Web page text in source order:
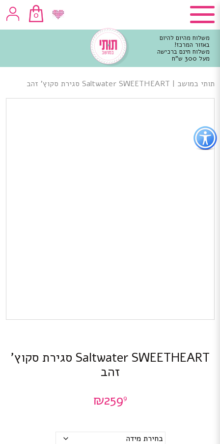
כפתור
לפתיחת
תפריט
נגישות
0
משלוח מהיום להיום
באזור המרכז!
משלוח חינם ברכישה
מעל 300 ש"ח
מרכזי
תותי במושב | Saltwater SWEETHEART סגירת סקוץ’ זהב
Saltwater SWEETHEART סגירת סקוץ’
זהב
₪2599
מידות